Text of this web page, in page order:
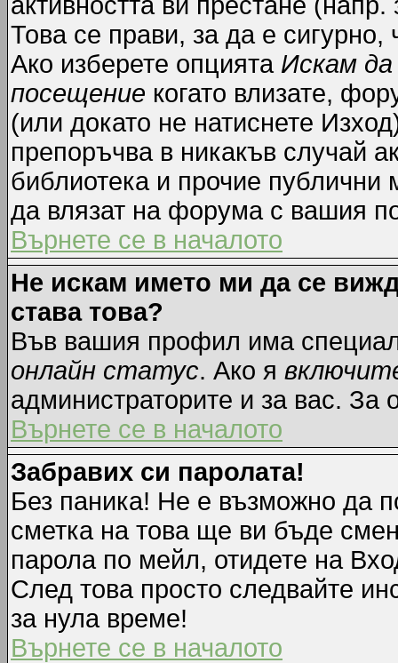
Това се прави, за да е
Ако изберете опцията Искам
посещение когато влизате,
(или докато не натиснете
препоръчва в никакъв случай
библиотека и прочие публични
да влязат на форума с вашия
Върнете се в началото
Не искам името ми да се
става това?
Във вашия профил има
онлайн статус. Ако я
администраторите и за вас. За
Върнете се в началото
Забравих си паролата!
Без паника! Не е възможно да
сметка на това ще ви бъде
парола по мейл, отидете на
След това просто следвайте
за нула време!
Върнете се в началото